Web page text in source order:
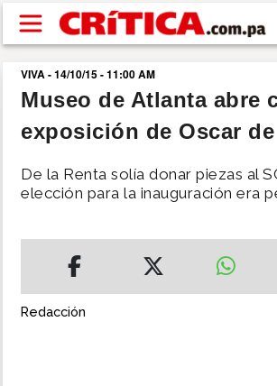
Pasar al contenido principal
buscar
SUCESOS
NACIONAL
VIVA - 14/10/15 - 11:00 AM
Museo de Atlanta abre
exposición de Oscar
De la Renta solía donar piezas al
elección para la inauguración era
Redacción